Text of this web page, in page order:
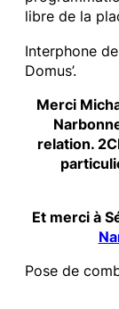
libre de la
Interphone de
Domus’.
Merci
relation.
Et merci à
Pose de